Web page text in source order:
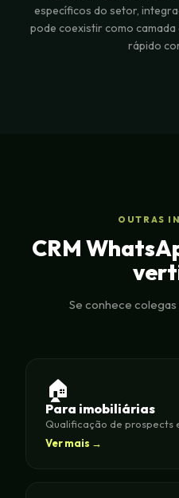
específicos do setor,
pode coexistir como
rápido
OUTRAS
CRM
Se conhece
🏠
Para imobiliárias
Qualificação de prospects
Ver mais →